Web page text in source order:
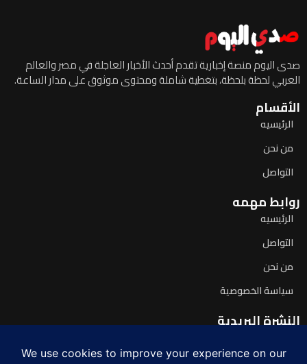
صدى اليوم منصة إخبارية تقدم أحدث الأخبار العاجلة في مصر والعالم
العربي لحظة بلحظة، بتغطية شاملة ومحتوى موثوق على مدار الساعة.
الأقسام
الرئيسيه
من نحن
التواصل
روابط مهمه
الرئيسيه
التواصل
من نحن
سياسة الخصوصية
النشرة البريدية